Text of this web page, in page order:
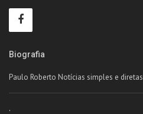
Biografia
Paulo Roberto Notícias simples e diretas
.